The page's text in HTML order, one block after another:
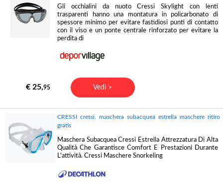
Gli occhialini da nuoto Cressi Skylight con lenti
trasparenti hanno una montatura in policarbonato di
spessore minimo per evitare fastidiosi punti di contatto
con il viso e un ponte centrale rinforzato per evitare la
perdita di
€ 25,95 Vedi >
CRESSI cressi. maschera subacquea estrella maschere ritiro
gratis
Maschera Subacquea Cressi Estrella Attrezzatura Di Alta
Qualità Che Garantisce Comfort E Prestazioni Durante
L'attività. Cressi Maschere Snorkeling